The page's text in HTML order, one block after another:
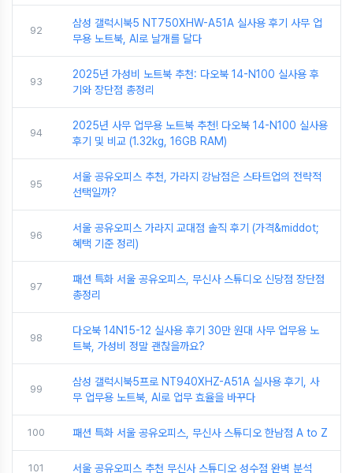
92
삼성 갤럭시북5 NT750XHW-A51A 실사용 후기 사무 업
무용 노트북, AI로 날개를 달다
93
2025년 가성비 노트북 추천: 다오북 14-N100 실사용 후
기와 장단점 총정리
94
2025년 사무 업무용 노트북 추천! 다오북 14-N100 실사용
후기 및 비교 (1.32kg, 16GB RAM)
95
서울 공유오피스 추천, 가라지 강남점은 스타트업의 전략적
선택일까?
96
서울 공유오피스 가라지 교대점 솔직 후기 (가격&middot;
혜택 기준 정리)
97
패션 특화 서울 공유오피스, 무신사 스튜디오 신당점 장단점
총정리
98
다오북 14N15-12 실사용 후기 30만 원대 사무 업무용 노
트북, 가성비 정말 괜찮을까요?
99
삼성 갤럭시북5프로 NT940XHZ-A51A 실사용 후기, 사
무 업무용 노트북, AI로 업무 효율을 바꾸다
100 패션 특화 서울 공유오피스, 무신사 스튜디오 한남점 A to Z
101 서울 공유오피스 추천 무신사 스튜디오 성수점 완벽 분석